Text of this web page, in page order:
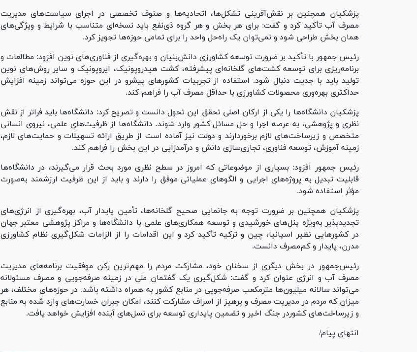
پزشکیان همچنین بر نقش‌آفرینی تشکل‌ها، اتحادیه‌ها و صنوف تخصصی در اجرای سیاست‌های مدیریت
مصرف آب تأکید کرد و گفت: برای هر بخش و هر گروه ذی‌نفع باید نسخه‌ای متناسب با شرایط و ویژگی‌های
همان بخش طراحی شود و نمی‌توان یک راه‌حل واحد را برای تمامی حوزه‌ها تجویز کرد.
رئیس جمهور با تأکید بر ضرورت توسعه کشاورزی دانش‌بنیان و بهره‌گیری از فناوری‌های نوین افزود: مطالعات و
برنامه‌ریزی برای توسعه کشت‌های گلخانه‌ای پیشرفته، کشت هیدروپونیک، ایروپونیک و سایر روش‌های نوین
تولید باید با جدیت دنبال شود. استفاده از تجربیات کشور‌های پیشرو در این حوزه می‌تواند زمینه افزایش
حداکثری بهره‌وری محصولات کشاورزی با حداقل مصرف آب را فراهم کند.
پزشکیان دانشگاه‌ها را یکی از ارکان اصلی تحقق این تحول دانست و تصریح کرد: دانشگاه‌ها باید فراتر از نقش
نظری و پژوهشی، به عرصه اجرا و حل مسائل کشور وارد شوند. دانشگاه‌ها از ظرفیت‌های علمی، نیروی انسانی
متخصص و زیرساخت‌های لازم برخوردارند و دولت نیز آماده است از طریق ارائه تسهیلات و حمایت‌های لازم،
زمینه آموزش، توسعه فناوری، تجاری‌سازی دانش و درآمدزایی در این بخش را فراهم کند.
رئیس جمهور افزود: بسیاری از موضوعاتی که امروز در سطح نظری مورد بحث قرار می‌گیرند، در دانشگاه‌ها
قابلیت تبدیل به پروژه‌های اجرایی و الگو‌های عملیاتی موفق را دارند و باید از این ظرفیت ارزشمند به‌صورت
مؤثر استفاده شود.
پزشکیان همچنین بر ضرورت توجه به جانمایی صحیح گلخانه‌ها، تأمین پایدار آب، بهره‌گیری از انرژی‌های
تجدیدپذیر به‌ویژه پنل‌های خورشیدی و توسعه همکاری‌های علمی با دانشگاه‌ها و مراکز پژوهشی معتبر جهان
در کشور‌هایی نظیر اسپانیا، چین و ترکیه تأکید کرد و این اقدامات را از الزامات شکل‌گیری نظام کشاورزی
مدرن، پایدار و کم‌مصرف دانست.
رئیس‌جمهور در بخش دیگری از سخنان خود، مشارکت مردم را مهم‌ترین رکن موفقیت برنامه‌های مدیریت
مصرف آب و انرژی عنوان کرد و گفت: شکل‌گیری یک گفتمان ملی در زمینه صرفه‌جویی و مصرف مسئولانه
می‌تواند سالانه میلیون‌ها مترمکعب صرفه‌جویی در منابع کشور به همراه داشته باشد. در حوزه‌های مختلف، هر
میزان که مردم در مدیریت مصرف و پرهیز از اسراف مشارکت کنند، امکان جبران خسارت‌های وارد شده به منابع
و زیرساخت‌های کشوردر جنگ اخیر و تضمین پایداری توسعه برای نسل‌های آینده افزایش خواهد یافت.
انتهای پیام/